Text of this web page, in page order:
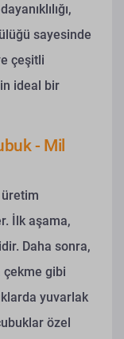
sayesinde
çeşitli
ideal bir
- Mil
İlk aşama,
Daha sonra,
çekme gibi
yuvarlak
özel